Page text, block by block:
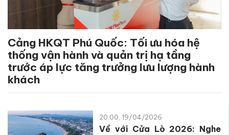
Cảng HKQT Phú Quốc: Tối ưu hóa hệ
thống vận hành và quản trị hạ tầng
trước áp lực tăng trưởng lưu lượng hành
khách
20:00, 19/04/2026
Về với Cửa Lò 2026: Nghe